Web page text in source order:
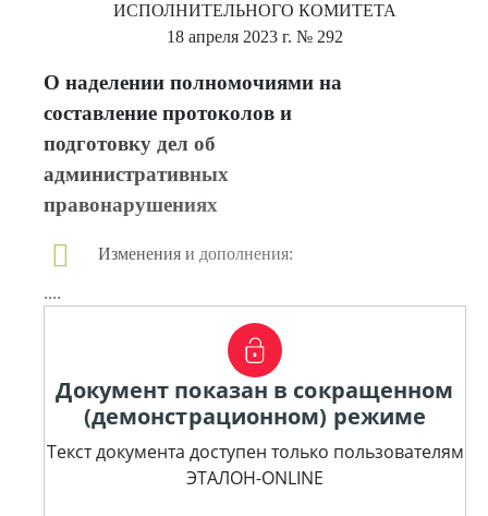
ИСПОЛНИТЕЛЬНОГО КОМИТЕТА
18 апреля 2023 г. № 292
О наделении полномочиями на
составление протоколов и
подготовку дел об
административных
правонарушениях
Изменения и дополнения:
....
Документ показан в сокращенном
(демонстрационном) режиме
Текст документа доступен только пользователям
ЭТАЛОН-ONLINE